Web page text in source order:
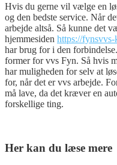
Hvis du gerne vil vælge en
og den bedste service. Når
arbejde altså. Så kunne det
hjemmesiden https://
har brug for i den
former for vvs Fyn. Så hvis
har muligheden for selv at
for, når det er vvs arbejde.
må lave, da det kræver en
forskellige ting.
Her kan du læse mere